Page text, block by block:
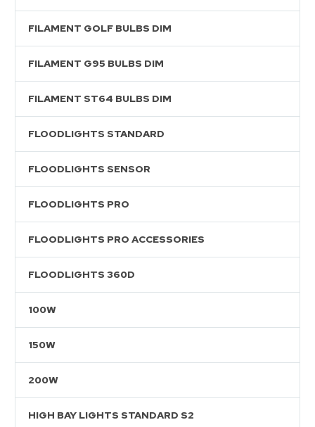
FILAMENT GOLF BULBS DIM
FILAMENT G95 BULBS DIM
FILAMENT ST64 BULBS DIM
FLOODLIGHTS STANDARD
FLOODLIGHTS SENSOR
FLOODLIGHTS PRO
FLOODLIGHTS PRO ACCESSORIES
FLOODLIGHTS 360D
100W
150W
200W
HIGH BAY LIGHTS STANDARD S2